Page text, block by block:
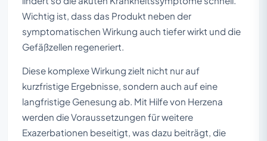
Wichtig ist, dass das Produkt neben der
symptomatischen Wirkung auch tiefer wirkt und die
Gefäßzellen regeneriert.
Diese komplexe Wirkung zielt nicht nur auf
kurzfristige Ergebnisse, sondern auch auf eine
langfristige Genesung ab. Mit Hilfe von Herzena
werden die Voraussetzungen für weitere
Exazerbationen beseitigt, was dazu beiträgt, die